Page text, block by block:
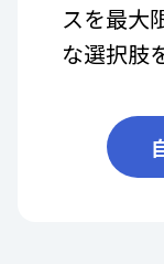
スを最大
な選択肢